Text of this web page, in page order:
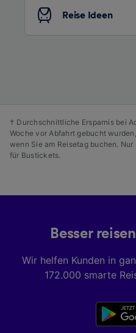
Reise Ideen
† Durchschnittliche Ersparnis bei
Woche vor Abfahrt gebucht
wenn Sie am Reisetag buchen.
für Bustickets.
Besser
Wir helfen Kunden in
172.000 smarte
Entwicklung und
Angeboten.